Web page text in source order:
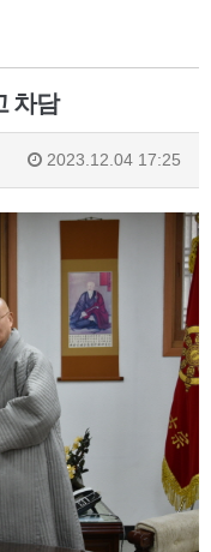
차담
2023.12.04 17:25